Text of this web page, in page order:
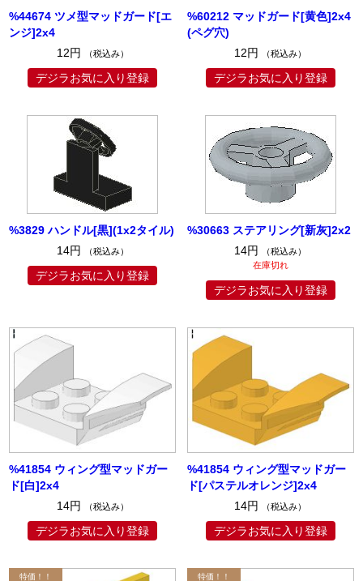
%44674 ツメ型マッドガード[エ
ンジ]2x4
12円
（税込み）
デジラお気に入り登録
%60212 マッドガード[黄色]2x4
(ペグ穴)
12円
（税込み）
デジラお気に入り登録
%3829 ハンドル[黒](1x2タイル)
14円
（税込み）
デジラお気に入り登録
%30663 ステアリング[新灰]2x2
14円
（税込み）
在庫切れ
デジラお気に入り登録
%41854 ウィング型マッドガー
ド[白]2x4
14円
（税込み）
デジラお気に入り登録
%41854 ウィング型マッドガー
ド[パステルオレンジ]2x4
14円
（税込み）
デジラお気に入り登録